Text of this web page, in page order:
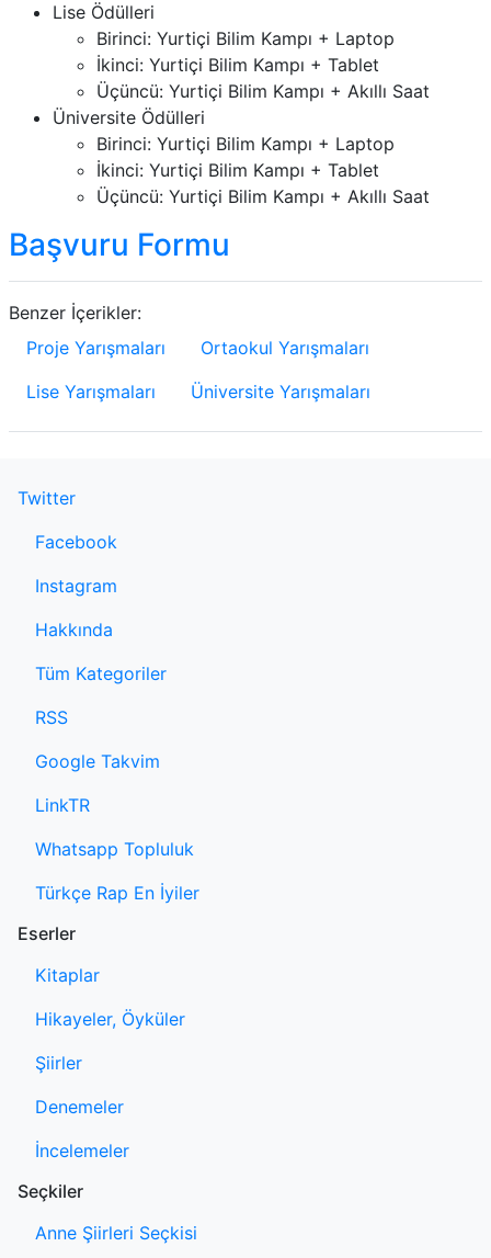
Lise Ödülleri
Birinci: Yurtiçi Bilim Kampı + Laptop
İkinci: Yurtiçi Bilim Kampı + Tablet
Üçüncü: Yurtiçi Bilim Kampı + Akıllı Saat
Üniversite Ödülleri
Birinci: Yurtiçi Bilim Kampı + Laptop
İkinci: Yurtiçi Bilim Kampı + Tablet
Üçüncü: Yurtiçi Bilim Kampı + Akıllı Saat
Başvuru Formu
Benzer İçerikler:
Proje Yarışmaları
Ortaokul Yarışmaları
Lise Yarışmaları
Üniversite Yarışmaları
Twitter
Facebook
Instagram
Hakkında
Tüm Kategoriler
RSS
Google Takvim
LinkTR
Whatsapp Topluluk
Türkçe Rap En İyiler
Eserler
Kitaplar
Hikayeler, Öyküler
Şiirler
Denemeler
İncelemeler
Seçkiler
Anne Şiirleri Seçkisi